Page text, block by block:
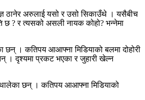
ठानेर अरुलाई यसो र उसो सिकाउँथे । यसैबीच
छ ? र त्यसको असली नायक कोहो? भन्‍नेमा
। कतिपय आआफ्ना मिडियाको बलमा दोहोरी
। दृश्यमा प्रकट भएका र जुहारी खेल्न
छन् । कतिपय आआफ्ना मिडियाको